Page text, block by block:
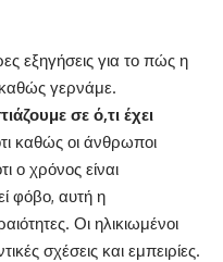
εξηγήσεις για το πώς η
καθώς γερνάμε.
σε ό,τι έχει
καθώς οι άνθρωποι
ο χρόνος είναι
φόβο, αυτή η
Οι ηλικιωμένοι
σχέσεις και εμπειρίες.